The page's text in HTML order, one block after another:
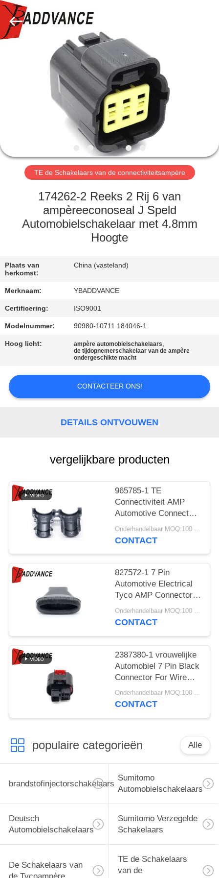
PRODUCTEN
ONGEVEER
FABRIEKSREIS
KWALITEITSCONTROLE
CONTACTEER
VERZOEK
OM
CITAAT
SITEMAP
PRIVACYBELEID
Auto
Parts
Co.,Ltd.
Rights
Reserved.
TE de Schakelaars van de connectiviteitsampère
174262-2 Reeks 2 Rij 6 van
ampèreeconoseal J Speld
Automobielschakelaar met 4.8mm
Hoogte
Plaats van
herkomst:
China (vasteland)
Merknaam: YBADDVANCE
Certificering: ISO9001
Modelnummer: 90980-10711 184046-1
Hoog licht: ampère automobielschakelaars,
de tijdopnemerschakelaar van de ampère
ondergeschikte macht
CONTACTEER ONS!
DETAILS ONTVOUWEN
vergelijkbare producten
965785-1 TE
Connectiviteit AMP
Automotive Connector
Cap Cover Straight
Type 9.6mm Cable
Onderhandelbaar MOQ:100 STUKS
CONTACT
827572-1 7 Pin
Automotive Electrical
Tyco AMP Connector
Rubber Boot voor
bedrading
Onderhandelbaar MOQ:100 eenheden
CONTACT
2387380-1 vrouwelijke
Automobiel 7 Pin Black
Connector For Wire
Uitrusting
Onderhandelbaar MOQ:100 EENHEDEN
CONTACT
populaire categorieën Alle
brandstofinjectorschakelaars
Sumitomo
Automobielschakelaars
Deutsch
Automobielschakelaars
Sumitomo Verzegelde
Schakelaars
De Schakelaars van
de Tycoampère
TE de Schakelaars
van de